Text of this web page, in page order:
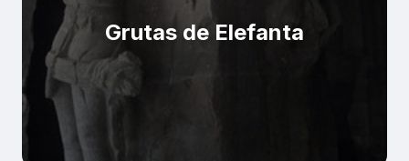
Grutas de Elefanta